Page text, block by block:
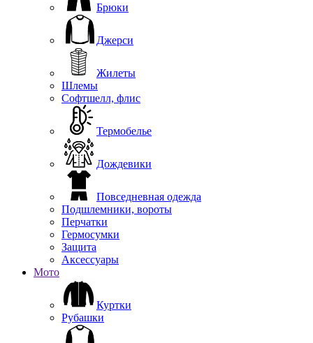
Брюки
Джерси
Жилеты
Шлемы
Софтшелл, флис
Термобелье
Дождевики
Повседневная одежда
Подшлемники, вороты
Перчатки
Гермосумки
Защита
Аксессуары
Мото
Куртки
Рубашки